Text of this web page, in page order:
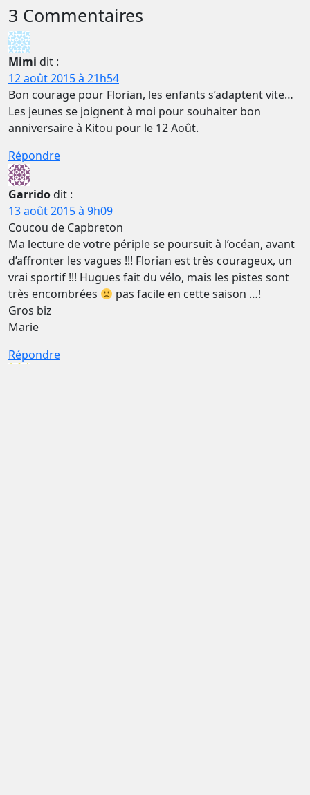
3 Commentaires
Mimi dit :
12 août 2015 à 21h54
Bon courage pour Florian, les enfants s’adaptent vite…
Les jeunes se joignent à moi pour souhaiter bon
anniversaire à Kitou pour le 12 Août.
Répondre
Garridodit :
13 août 2015 à 9h09
Coucou de Capbreton
Ma lecture de votre périple se poursuit à l’océan, avant
d’affronter les vagues !!! Florian est très courageux, un
vrai sportif !!! Hugues fait du vélo, mais les pistes sont
très encombrées
pas facile en cette saison …!
Gros biz
Marie
Répondre